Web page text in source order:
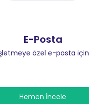
E-Posta
özel e-posta için
Hemen İncele